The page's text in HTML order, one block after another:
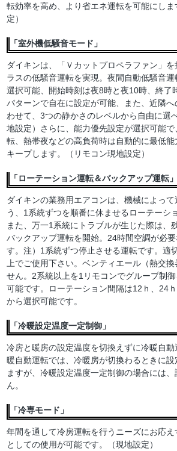
転効率を高め、より省エネ運転を可能にし
定）
「室外機低騒音モード」
ダイキンは、「Ｖカットプロペラファン」
ラスの低騒音運転を実現。夜間自動低騒音
選択可能、開始時刻は夜8時と夜10時、終了
パターンで自在に設定が可能、また、近隣
わせて、3つの静かさのレベルから自由に選
地設定）さらに、能力優先設定が選択可能
転、熱帯夜などの高負荷時は自動的に最低
キープします。（リモコン現地設定）
「ローテーション運転＆バックアップ運転」
ダイキンの業務用エアコンは、機械によっ
う、1系統ずつを順番に休ませるローテーシ
また、万一1系統にトラブルが生じた際は、
バックアップ運転を開始。24時間空調が必
す。注）1系統ずつ停止させる運転です。適
上でご使用下さい。ベンティエール（熱交
せん。2系統以上を1リモコンでグループ制
可能です。ローテーション間隔は12ｈ、24
から選択可能です。
「冷暖設定温度一定制御」
冷房と暖房の設定温度を切換えずに冷暖自
暖自動運転では、冷暖房が切換わるときに
ますが、冷暖設定温度一定制御の場合には
ん。
「冷専モード」
年間を通して冷房運転を行うニーズにお応
としての使用が可能です。（現地設定）